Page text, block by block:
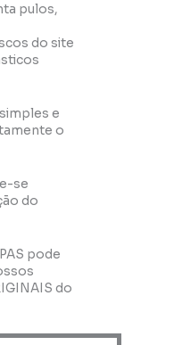
pulos,
do site
e
o
se
do
pode
do